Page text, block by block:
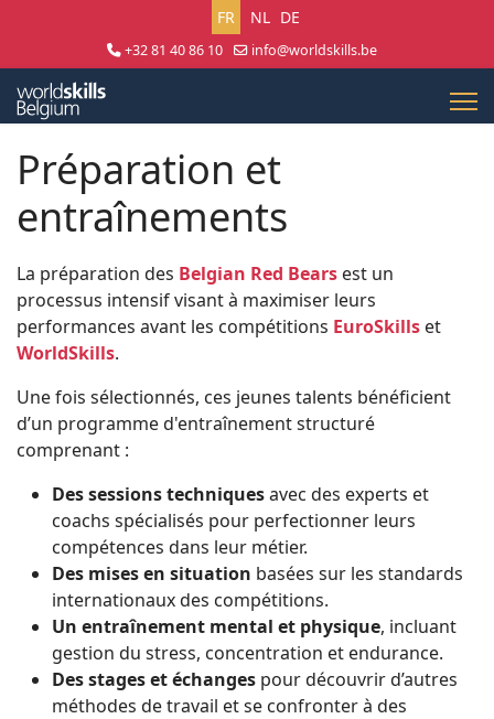
Sélectionnez votre langue
FR NL DE
+32 81 40 86 10
info@worldskills.be
Préparation et
entraînements
La préparation des Belgian Red Bears est un
processus intensif visant à maximiser leurs
performances avant les compétitions EuroSkills et
WorldSkills.
Une fois sélectionnés, ces jeunes talents bénéficient
d’un programme d'entraînement structuré
comprenant :
Des sessions techniquesavec des experts et
coachs spécialisés pour perfectionner leurs
compétences dans leur métier.
Des mises en situation basées sur les standards
internationaux des compétitions.
Un entraînement mental et physique, incluant
gestion du stress, concentration et endurance.
Des stages et échanges pour découvrir d’autres
méthodes de travail et se confronter à des